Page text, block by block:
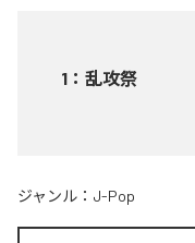
1 ： 乱攻祭
ジャンル： J-Pop